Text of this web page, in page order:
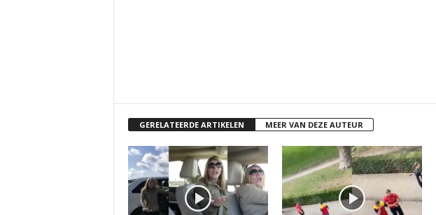
GERELATEERDE ARTIKELEN MEER VAN DEZE AUTEUR